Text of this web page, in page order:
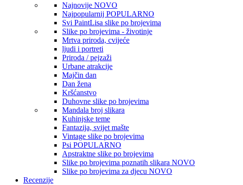
Najnovije NOVO
Najpopularnij POPULARNO
Svi PaintLisa slike po brojevima
Slike po brojevima - životinje
Mrtva priroda, cvijeće
ljudi i portreti
Priroda / pejzaži
Urbane atrakcije
Majčin dan
Dan žena
Kršćanstvo
Duhovne slike po brojevima
Mandala broj slikara
Kuhinjske teme
Fantazija, svijet mašte
Vintage slike po brojevima
Psi POPULARNO
Apstraktne slike po brojevima
Slike po brojevima poznatih slikara NOVO
Slike po brojevima za djecu NOVO
Recenzije